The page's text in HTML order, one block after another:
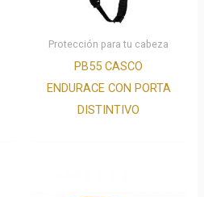
Protección para tu cabeza
PB55 CASCO
ENDURACE CON PORTA
DISTINTIVO